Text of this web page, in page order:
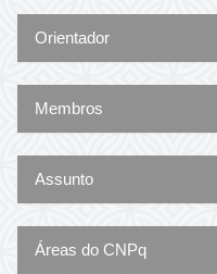
Orientador
Membros
Assunto
Áreas do CNPq